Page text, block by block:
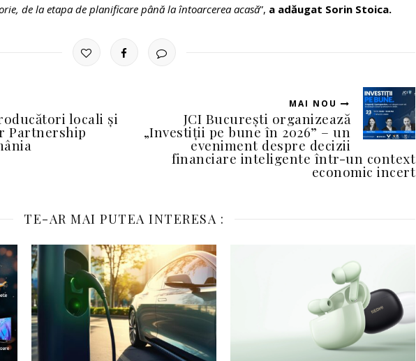
de la etapa de planificare până la întoarcerea acasă”, a adăugat Sorin Stoica.
locali și
Partnership
MAI NOU
JCI București organizează
„Investiții pe bune în 2026” – un
eveniment despre decizii
financiare inteligente într-un context
economic incert
TE-AR MAI PUTEA INTERESA :